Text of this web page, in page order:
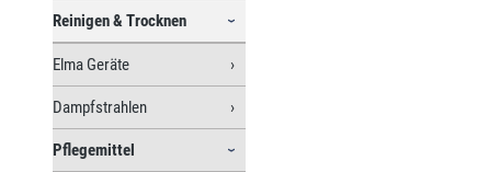
Reinigen & Trocknen
Elma Geräte
Dampfstrahlen
Pflegemittel